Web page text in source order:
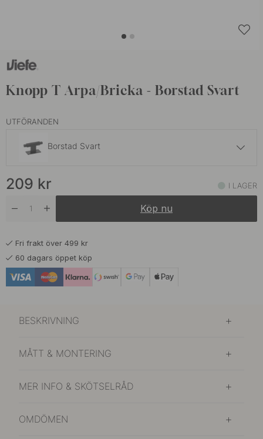
Knopp T Arpa/Bricka - Borstad Svart
UTFÖRANDEN
Borstad Svart
Antik Mässing I lager
I lager
Rostfritt Stål Finish
209 kr I LAGER
Köp nu
Fri frakt över 499 kr
60 dagars öppet köp
BESKRIVNING
MÅTT & MONTERING
MER INFO & SKÖTSELRÅD
OMDÖMEN